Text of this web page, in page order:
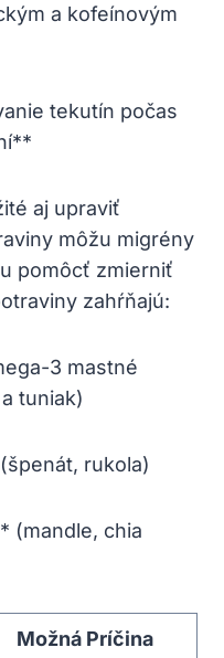
a⁢ kofeínovým
tekutín počas
aj upraviť
môžu migrény⁣
pomôcť zmierniť
zahŕňajú:
3 mastné
tuniak)
rukola)
(mandle, chia
Možná Príčina